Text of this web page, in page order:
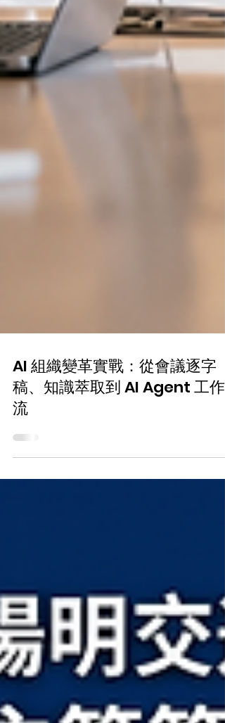
AI 組織變革實戰：從會議逐字
稿、知識萃取到 AI Agent 工作
流